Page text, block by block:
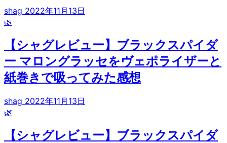
shag 2022年11月13日
🌿
【シャグレビュー】ブラックスパイダ
ー マロングラッセをヴェポライザーと
紙巻きで吸ってみた感想
shag 2022年11月13日
🌿
【シャグレビュー】ブラックスパイダ